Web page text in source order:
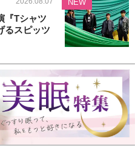
『Tシャツ
るスピッツ
NEW